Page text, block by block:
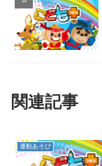
関連記事
運動あそび